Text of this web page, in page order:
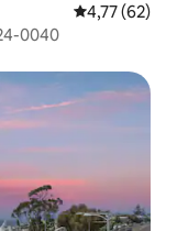
4,77 de uma
4,77 (62)
0040